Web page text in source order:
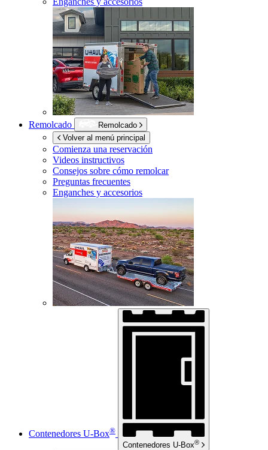
Remolcado
Remolcado
Volver al menú principal
Comienza una reservación
Videos instructivos
Consejos sobre cómo remolcar
Preguntas frecuentes
Enganches y accesorios
Contenedores U-Box®
Contenedores U-Box®